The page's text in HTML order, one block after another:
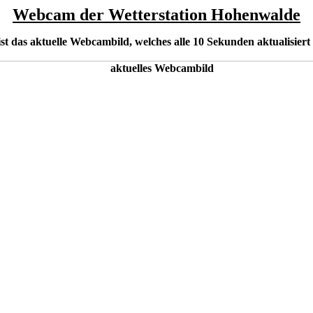
Webcam der Wetterstation Hohenwalde
das aktuelle Webcambild, welches alle 10 Sekunden